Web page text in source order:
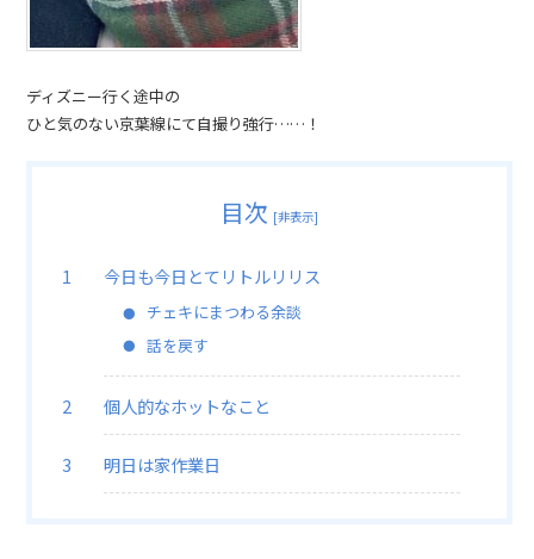
ディズニー行く途中の
ひと気のない京葉線にて自撮り強行……！
目次 [非表示]
今日も今日とてリトルリリス
チェキにまつわる余談
話を戻す
個人的なホットなこと
明日は家作業日